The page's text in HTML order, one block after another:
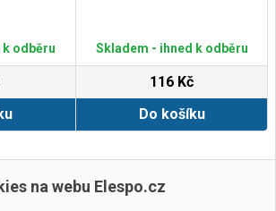
odběru Skladem - ihned k odběru
116 Kč
Do košíku
Zobrazit další
na webu Elespo.cz